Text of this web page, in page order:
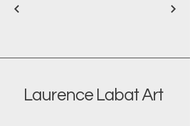
Laurence Labat Art